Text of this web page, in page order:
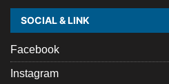
SOCIAL & LINK
Facebook
Instagram